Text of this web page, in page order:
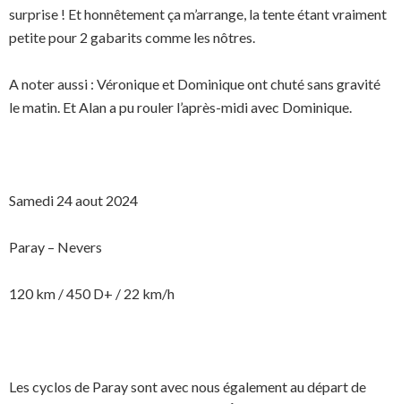
surprise ! Et honnêtement ça m’arrange, la tente étant vraiment
petite pour 2 gabarits comme les nôtres.
A noter aussi : Véronique et Dominique ont chuté sans gravité
le matin. Et Alan a pu rouler l’après-midi avec Dominique.
Samedi 24 aout 2024
Paray – Nevers
120 km / 450 D+ / 22 km/h
Les cyclos de Paray sont avec nous également au départ de